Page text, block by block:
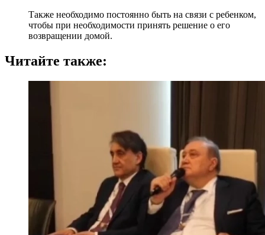
Также необходимо постоянно быть на связи с ребенком,
чтобы при необходимости принять решение о его
возвращении домой.
Читайте также: